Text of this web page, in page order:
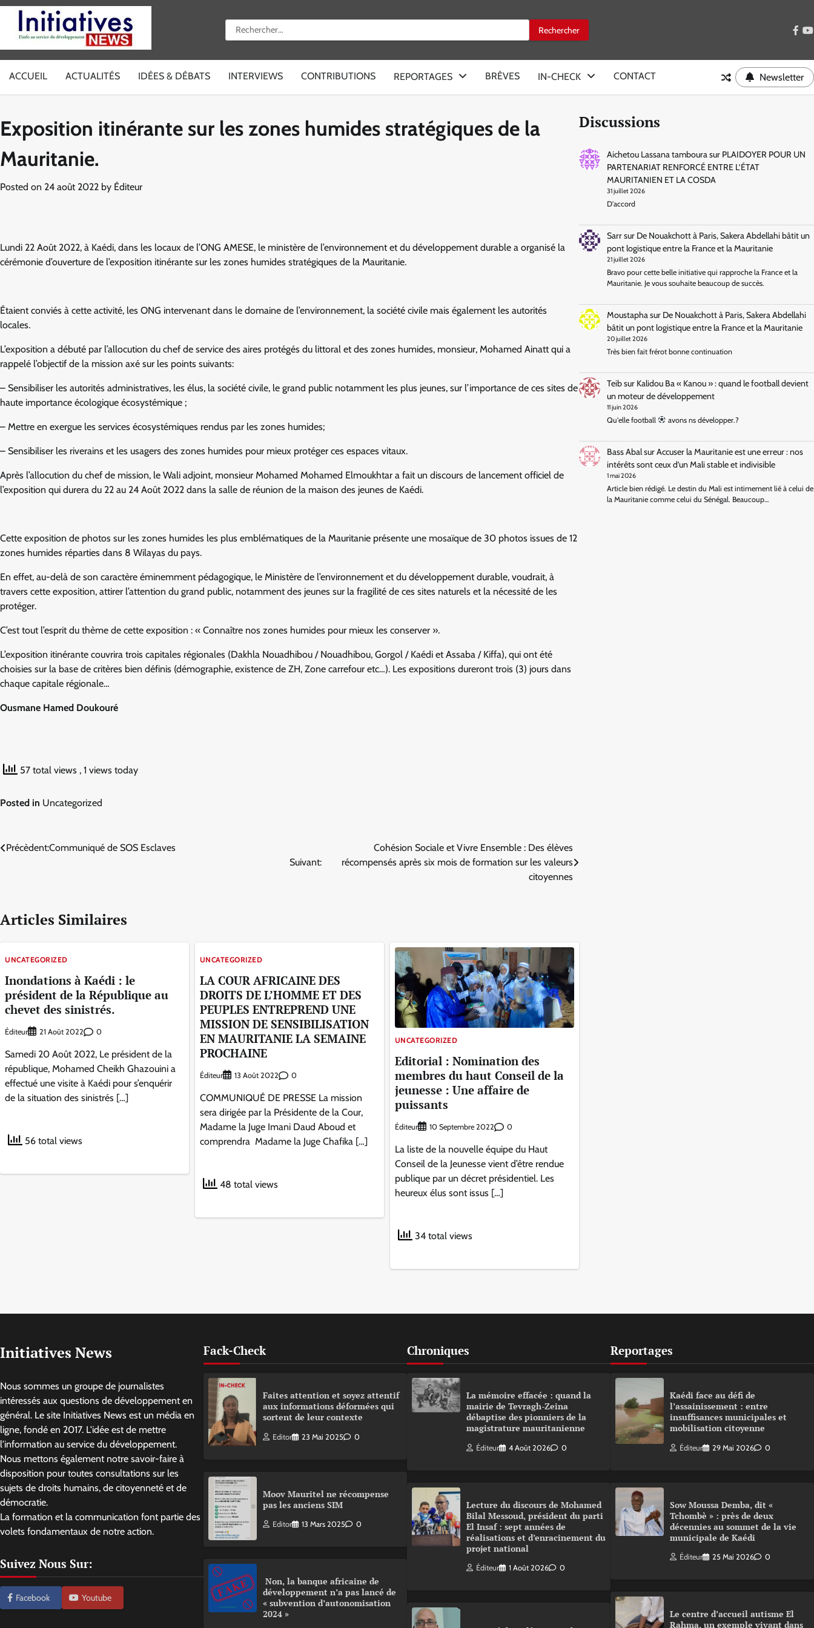
Skip
content
Rechercher :
ACCUEIL ACTUALITÉS IDÉES & DÉBATS INTERVIEWS CONTRIBUTIONS REPORTAGES BRÈVES IN-CHECK CONTACT Newsletter
Exposition itinérante sur les zones humides stratégiques de la
Mauritanie.
Posted on 24 août 2022 by Éditeur
Lundi 22 Août 2022, à Kaédi, dans les locaux de l’ONG AMESE, le ministère de l’environnement et du développement durable a organisé la
cérémonie d’ouverture de l’exposition itinérante sur les zones humides stratégiques de la Mauritanie.
Étaient conviés à cette activité, les ONG intervenant dans le domaine de l’environnement, la société civile mais également les autorités
locales.
L’exposition a débuté par l’allocution du chef de service des aires protégés du littoral et des zones humides, monsieur, Mohamed Ainatt qui a
rappelé l’objectif de la mission axé sur les points suivants:
– Sensibiliser les autorités administratives, les élus, la société civile, le grand public notamment les plus jeunes, sur l’importance de ces sites de
haute importance écologique écosystémique ;
– Mettre en exergue les services écosystémiques rendus par les zones humides;
– Sensibiliser les riverains et les usagers des zones humides pour mieux protéger ces espaces vitaux.
Après l’allocution du chef de mission, le Wali adjoint, monsieur Mohamed Mohamed Elmoukhtar a fait un discours de lancement officiel de
l’exposition qui durera du 22 au 24 Août 2022 dans la salle de réunion de la maison des jeunes de Kaédi.
Cette exposition de photos sur les zones humides les plus emblématiques de la Mauritanie présente une mosaïque de 30 photos issues de 12
zones humides réparties dans 8 Wilayas du pays.
En effet, au-delà de son caractère éminemment pédagogique, le Ministère de l’environnement et du développement durable, voudrait, à
travers cette exposition, attirer l’attention du grand public, notamment des jeunes sur la fragilité de ces sites naturels et la nécessité de les
protéger.
C’est tout l’esprit du thème de cette exposition : « Connaître nos zones humides pour mieux les conserver ».
L’exposition itinérante couvrira trois capitales régionales (Dakhla Nouadhibou / Nouadhibou, Gorgol / Kaédi et Assaba / Kiffa), qui ont été
choisies sur la base de critères bien définis (démographie, existence de ZH, Zone carrefour etc…). Les expositions dureront trois (3) jours dans
chaque capitale régionale…
Ousmane Hamed Doukouré
57 total views , 1 views today
Posted in Uncategorized
Navigation
Précèdent:Communiqué de SOS Esclaves
Suivant:
Cohésion Sociale et Vivre Ensemble : Des élèves
récompensés après six mois de formation sur les valeurs
citoyennes
Articles Similaires
UNCATEGORIZED
Inondations à Kaédi : le
président de la République au
chevet des sinistrés.
Éditeur 21 Août 2022 0
Samedi 20 Août 2022, Le président de la
république, Mohamed Cheikh Ghazouini a
effectué une visite à Kaédi pour s’enquérir
de la situation des sinistrés […]
56 total views
UNCATEGORIZED
LA COUR AFRICAINE DES
DROITS DE L’HOMME ET DES
PEUPLES ENTREPREND UNE
MISSION DE SENSIBILISATION
EN MAURITANIE LA SEMAINE
PROCHAINE
Éditeur 13 Août 2022 0
COMMUNIQUÉ DE PRESSE La mission
sera dirigée par la Présidente de la Cour,
Madame la Juge Imani Daud Aboud et
comprendra Madame la Juge Chafika […]
48 total views
UNCATEGORIZED
Editorial : Nomination des
membres du haut Conseil de la
jeunesse : Une affaire de
puissants
Éditeur 10 Septembre 2022 0
La liste de la nouvelle équipe du Haut
Conseil de la Jeunesse vient d’être rendue
publique par un décret présidentiel. Les
heureux élus sont issus […]
34 total views
Discussions
Aichetou Lassana tambourasur PLAIDOYER POUR UN
PARTENARIAT RENFORCÉ ENTRE L’ÉTAT
MAURITANIEN ET LA COSDA
31 juillet 2026
D'accord
Sarrsur De Nouakchott à Paris, Sakera Abdellahi bâtit un
pont logistique entre la France et la Mauritanie
21 juillet 2026
Bravo pour cette belle initiative qui rapproche la France et la
Mauritanie. Je vous souhaite beaucoup de succès.
Moustaphasur De Nouakchott à Paris, Sakera Abdellahi
bâtit un pont logistique entre la France et la Mauritanie
20 juillet 2026
Très bien fait frérot bonne continuation
Teibsur Kalidou Ba « Kanou » : quand le football devient
un moteur de développement
11 juin 2026
Qu'elle football avons ns développer.?
Bass AbalsurAccuser la Mauritanie est une erreur : nos
intérêts sont ceux d’un Mali stable et indivisible
1 mai 2026
Article bien rédigé. Le destin du Mali est intimement lié à celui de
la Mauritanie comme celui du Sénégal. Beaucoup…
Initiatives News
Nous sommes un groupe de journalistes
intéressés aux questions de développement en
général. Le site Initiatives News est un média en
ligne, fondé en 2017. L'idée est de mettre
l'information au service du développement.
Nous mettons également notre savoir-faire à
disposition pour toutes consultations sur les
sujets de droits humains, de citoyenneté et de
démocratie.
La formation et la communication font partie des
volets fondamentaux de notre action.
Suivez Nous Sur:
Facebook Youtube
Fack-Check
Faites attention et soyez attentif
aux informations déformées qui
sortent de leur contexte
Editor 23 Mai 2025 0
Moov Mauritel ne récompense
pas les anciens SIM
Editor 13 Mars 2025 0
Non, la banque africaine de
développement n’a pas lancé de
« subvention d’autonomisation
2024 »
Chroniques
La mémoire effacée : quand la
mairie de Tevragh-Zeina
débaptise des pionniers de la
magistrature mauritanienne
Éditeur 4 Août 2026 0
Lecture du discours de Mohamed
Bilal Messoud, président du parti
El Insaf : sept années de
réalisations et d’enracinement du
projet national
Éditeur 1 Août 2026 0
Reportages
Kaédi face au défi de
l’assainissement : entre
insuffisances municipales et
mobilisation citoyenne
Éditeur 29 Mai 2026 0
Sow Moussa Demba, dit «
Tchombè » : près de deux
décennies au sommet de la vie
municipale de Kaédi
Éditeur 25 Mai 2026 0
Le centre d’accueil autisme El
Rahma, un exemple vivant dans